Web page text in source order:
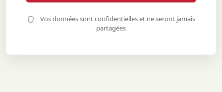
Vos données sont confidentielles et ne seront jamais
partagées